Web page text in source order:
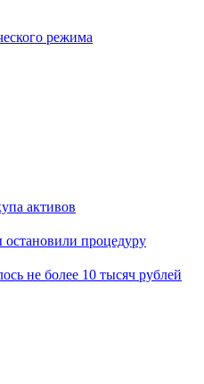
режима
активов
процедуру
не более 10 тысяч рублей